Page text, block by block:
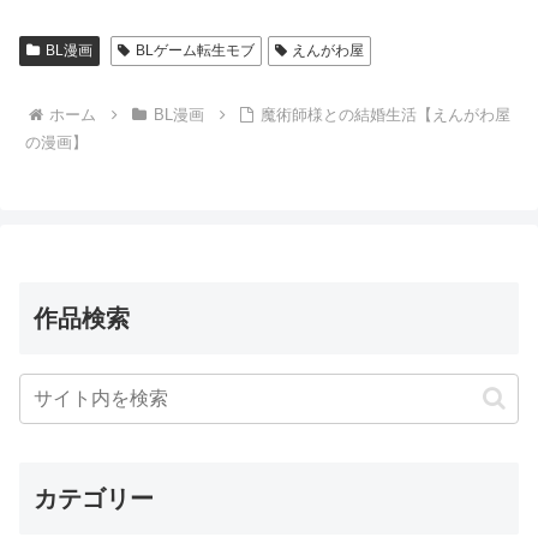
BL漫画 BLゲーム転生モブ えんがわ屋
ホーム BL漫画
魔術師様との結婚生活【えんがわ屋
の漫画】
作品検索
カテゴリー